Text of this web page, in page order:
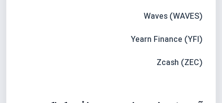
Waves (WAVES)
Yearn Finance (YFI)
Zcash (ZEC)